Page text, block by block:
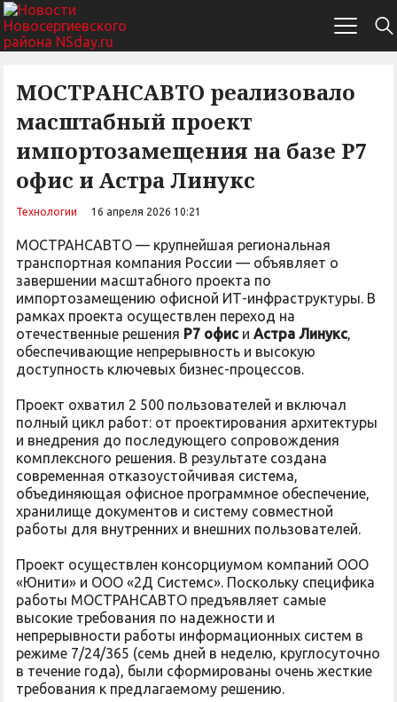
МОСТРАНСАВТО реализовало
масштабный проект
импортозамещения на базе Р7
офис и Астра Линукс
Технологии 16 апреля 2026 10:21
МОСТРАНСАВТО — крупнейшая региональная
транспортная компания России — объявляет о
завершении масштабного проекта по
импортозамещению офисной ИТ-инфраструктуры. В
рамках проекта осуществлен переход на
отечественные решения Р7 офис и Астра Линукс,
обеспечивающие непрерывность и высокую
доступность ключевых бизнес-процессов.
Проект охватил 2 500 пользователей и включал
полный цикл работ: от проектирования архитектуры
и внедрения до последующего сопровождения
комплексного решения. В результате создана
современная отказоустойчивая система,
объединяющая офисное программное обеспечение,
хранилище документов и систему совместной
работы для внутренних и внешних пользователей.
Проект осуществлен консорциумом компаний ООО
«Юнити» и ООО «2Д Системс». Поскольку специфика
работы МОСТРАНСАВТО предъявляет самые
высокие требования по надежности и
непрерывности работы информационных систем в
режиме 7/24/365 (семь дней в неделю, круглосуточно
в течение года), были сформированы очень жесткие
требования к предлагаемому решению.